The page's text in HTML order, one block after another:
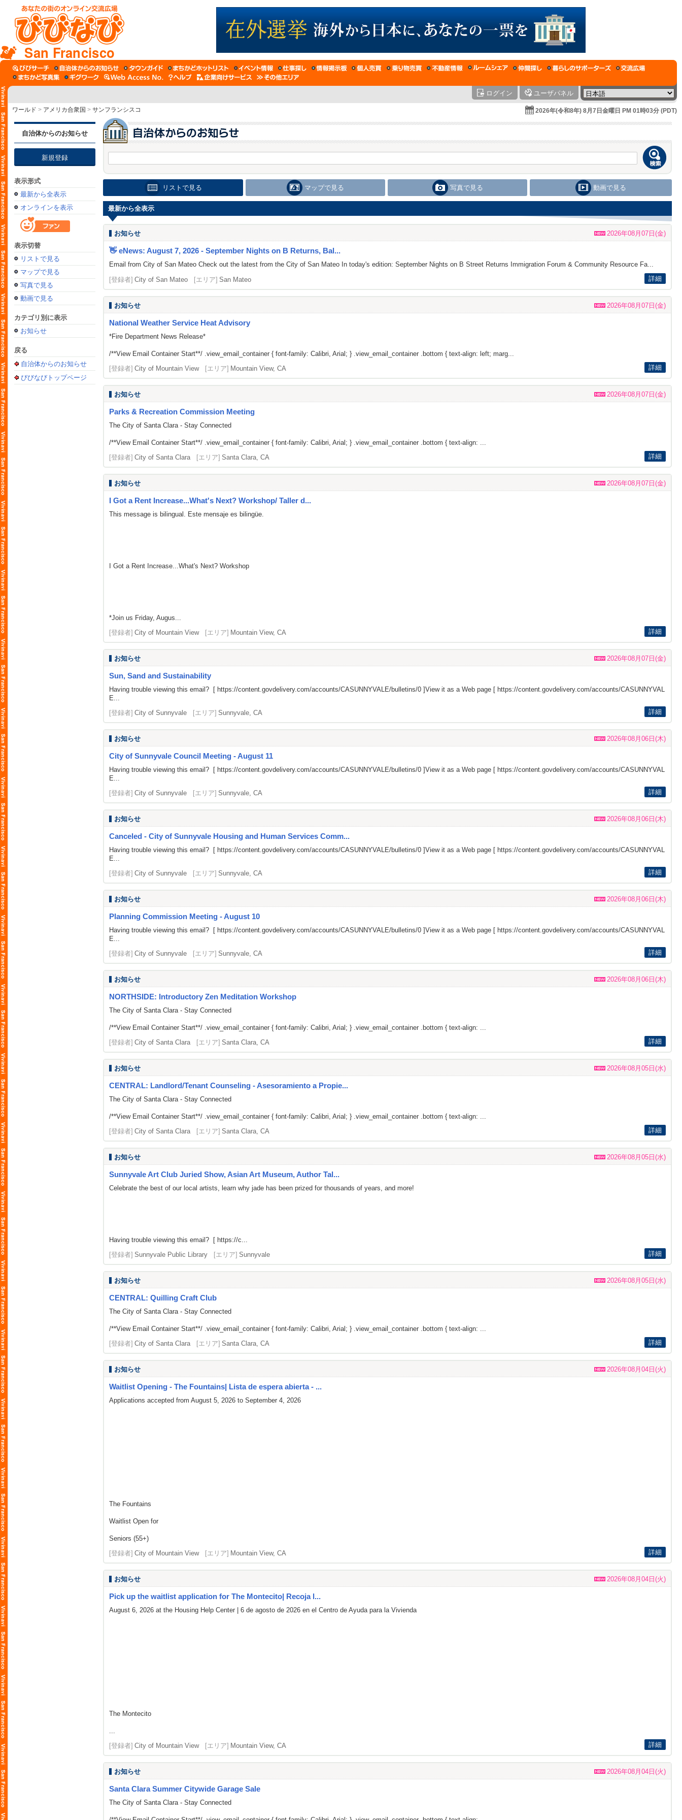
San Francisco
ログイン ユーザパネル
ワールド > アメリカ合衆国 > サンフランシスコ 2026年(令和8年) 8月7日金曜日 PM 01時03分 (PDT)
自治体からのお知らせ
新規登録
表示形式
最新から全表示
オンラインを表示
表示切替
リストで見る
マップで見る
写真で見る
動画で見る
カテゴリ別に表示
お知らせ
戻る
自治体からのお知らせ
びびなびトップページ
リストで見る マップで見る 写真で見る 動画で見る
最新から全表示
お知らせ 2026年08月07日(金)
👋 eNews: August 7, 2026 - September Nights on B Returns, Bal...
Email from City of San Mateo Check out the latest from the City of San Mateo In today's edition: September Nights on B Street Returns Immigration Forum & Community Resource Fa...
[登録者] City of San Mateo [エリア] San Mateo 詳細
お知らせ 2026年08月07日(金)
National Weather Service Heat Advisory
*Fire Department News Release*
/**View Email Container Start**/ .view_email_container { font-family: Calibri, Arial; } .view_email_container .bottom { text-align: left; marg...
[登録者] City of Mountain View [エリア] Mountain View, CA 詳細
お知らせ 2026年08月07日(金)
Parks & Recreation Commission Meeting
The City of Santa Clara - Stay Connected
/**View Email Container Start**/ .view_email_container { font-family: Calibri, Arial; } .view_email_container .bottom { text-align: ...
[登録者] City of Santa Clara [エリア] Santa Clara, CA 詳細
お知らせ 2026年08月07日(金)
I Got a Rent Increase...What's Next? Workshop/ Taller d...
This message is bilingual. Este mensaje es bilingüe.
I Got a Rent Increase...What's Next? Workshop
*Join us Friday, Augus...
[登録者] City of Mountain View [エリア] Mountain View, CA 詳細
お知らせ 2026年08月07日(金)
Sun, Sand and Sustainability
Having trouble viewing this email? [ https://content.govdelivery.com/accounts/CASUNNYVALE/bulletins/0 ]View it as a Web page [ https://content.govdelivery.com/accounts/CASUNNYVAL
E...
[登録者] City of Sunnyvale [エリア] Sunnyvale, CA 詳細
お知らせ 2026年08月06日(木)
City of Sunnyvale Council Meeting - August 11
Having trouble viewing this email? [ https://content.govdelivery.com/accounts/CASUNNYVALE/bulletins/0 ]View it as a Web page [ https://content.govdelivery.com/accounts/CASUNNYVAL
E...
[登録者] City of Sunnyvale [エリア] Sunnyvale, CA 詳細
お知らせ 2026年08月06日(木)
Canceled - City of Sunnyvale Housing and Human Services Comm...
Having trouble viewing this email? [ https://content.govdelivery.com/accounts/CASUNNYVALE/bulletins/0 ]View it as a Web page [ https://content.govdelivery.com/accounts/CASUNNYVAL
E...
[登録者] City of Sunnyvale [エリア] Sunnyvale, CA 詳細
お知らせ 2026年08月06日(木)
Planning Commission Meeting - August 10
Having trouble viewing this email? [ https://content.govdelivery.com/accounts/CASUNNYVALE/bulletins/0 ]View it as a Web page [ https://content.govdelivery.com/accounts/CASUNNYVAL
E...
[登録者] City of Sunnyvale [エリア] Sunnyvale, CA 詳細
お知らせ 2026年08月06日(木)
NORTHSIDE: Introductory Zen Meditation Workshop
The City of Santa Clara - Stay Connected
/**View Email Container Start**/ .view_email_container { font-family: Calibri, Arial; } .view_email_container .bottom { text-align: ...
[登録者] City of Santa Clara [エリア] Santa Clara, CA 詳細
お知らせ 2026年08月05日(水)
CENTRAL: Landlord/Tenant Counseling - Asesoramiento a Propie...
The City of Santa Clara - Stay Connected
/**View Email Container Start**/ .view_email_container { font-family: Calibri, Arial; } .view_email_container .bottom { text-align: ...
[登録者] City of Santa Clara [エリア] Santa Clara, CA 詳細
お知らせ 2026年08月05日(水)
Sunnyvale Art Club Juried Show, Asian Art Museum, Author Tal...
Celebrate the best of our local artists, learn why jade has been prized for thousands of years, and more!
Having trouble viewing this email? [ https://c...
[登録者] Sunnyvale Public Library [エリア] Sunnyvale 詳細
お知らせ 2026年08月05日(水)
CENTRAL: Quilling Craft Club
The City of Santa Clara - Stay Connected
/**View Email Container Start**/ .view_email_container { font-family: Calibri, Arial; } .view_email_container .bottom { text-align: ...
[登録者] City of Santa Clara [エリア] Santa Clara, CA 詳細
お知らせ 2026年08月04日(火)
Waitlist Opening - The Fountains| Lista de espera abierta - ...
Applications accepted from August 5, 2026 to September 4, 2026
The Fountains
Waitlist Open for
Seniors (55+)
[登録者] City of Mountain View [エリア] Mountain View, CA 詳細
お知らせ 2026年08月04日(火)
Pick up the waitlist application for The Montecito| Recoja l...
August 6, 2026 at the Housing Help Center | 6 de agosto de 2026 en el Centro de Ayuda para la Vivienda
The Montecito
...
[登録者] City of Mountain View [エリア] Mountain View, CA 詳細
お知らせ 2026年08月04日(火)
Santa Clara Summer Citywide Garage Sale
The City of Santa Clara - Stay Connected